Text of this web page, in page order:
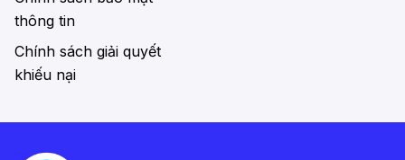
thông tin
Chính sách giải quyết
khiếu nại